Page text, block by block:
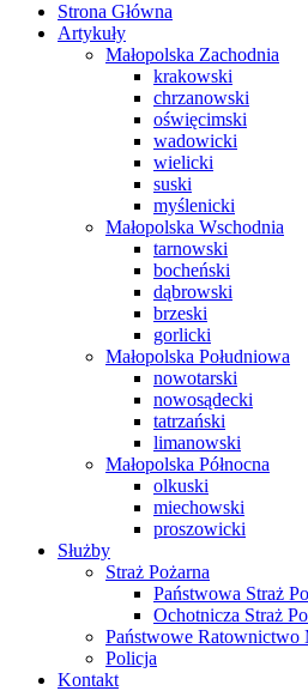
Strona Główna
Artykuły
Małopolska Zachodnia
krakowski
chrzanowski
oświęcimski
wadowicki
wielicki
suski
myślenicki
Małopolska Wschodnia
tarnowski
bocheński
dąbrowski
brzeski
gorlicki
Małopolska Południowa
nowotarski
nowosądecki
tatrzański
limanowski
Małopolska Północna
olkuski
miechowski
proszowicki
Służby
Straż Pożarna
Państwowa Straż
Ochotnicza Straż
Państwowe Ratownictwo
Policja
Kontakt